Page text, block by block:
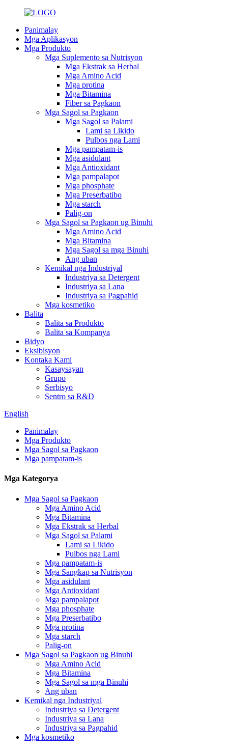
Panimalay
Mga Aplikasyon
Mga Produkto
Mga Suplemento sa Nutrisyon
Mga Ekstrak sa Herbal
Mga Amino Acid
Mga protina
Mga Bitamina
Fiber sa Pagkaon
Mga Sagol sa Pagkaon
Mga Sagol sa Palami
Lami sa Likido
Pulbos nga Lami
Mga pampatam-is
Mga asidulant
Mga Antioxidant
Mga pampalapot
Mga phosphate
Mga Preserbatibo
Mga starch
Palig-on
Mga Sagol sa Pagkaon ug Binuhi
Mga Amino Acid
Mga Bitamina
Mga Sagol sa mga Binuhi
Ang uban
Kemikal nga Industriyal
Industriya sa Detergent
Industriya sa Lana
Industriya sa Pagpahid
Mga kosmetiko
Balita
Balita sa Produkto
Balita sa Kompanya
Bidyo
Eksibisyon
Kontaka Kami
Kasaysayan
Grupo
Serbisyo
Sentro sa R&D
English
Panimalay
Mga Produkto
Mga Sagol sa Pagkaon
Mga pampatam-is
Mga Kategorya
Mga Sagol sa Pagkaon
Mga Amino Acid
Mga Bitamina
Mga Ekstrak sa Herbal
Mga Sagol sa Palami
Lami sa Likido
Pulbos nga Lami
Mga pampatam-is
Mga Sangkap sa Nutrisyon
Mga asidulant
Mga Antioxidant
Mga pampalapot
Mga phosphate
Mga Preserbatibo
Mga protina
Mga starch
Palig-on
Mga Sagol sa Pagkaon ug Binuhi
Mga Amino Acid
Mga Bitamina
Mga Sagol sa mga Binuhi
Ang uban
Kemikal nga Industriyal
Industriya sa Detergent
Industriya sa Lana
Industriya sa Pagpahid
Mga kosmetiko